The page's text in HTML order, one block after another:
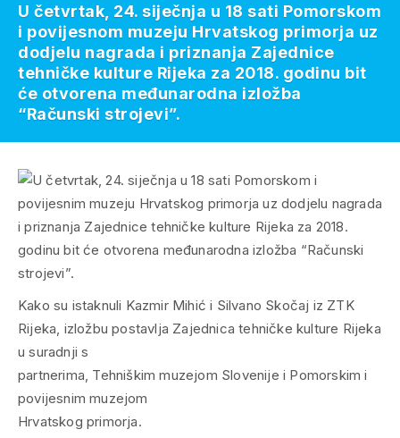
Kako su istaknuli Kazmir Mihić i Silvano Skočaj iz ZTK
Rijeka, izložbu postavlja Zajednica tehničke kulture Rijeka
u suradnji s
partnerima, Tehniškim muzejom Slovenije i Pomorskim i
povijesnim muzejom
Hrvatskog primorja.
U četvrtak, 24. siječnja u 18 sati Pomorskom
i povijesnom muzeju Hrvatskog primorja uz
dodjelu nagrada i priznanja Zajednice
tehničke kulture Rijeka za 2018. godinu bit
će otvorena međunarodna izložba
“Računski strojevi”.